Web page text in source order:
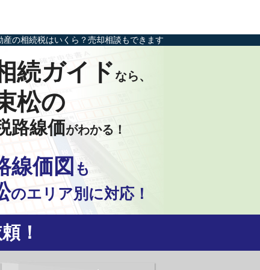
産の相続税はいくら？売却相談もできます
続ガイドなら、
松の
路線価がわかる！
線価図 も
のエリア別に対応！
！